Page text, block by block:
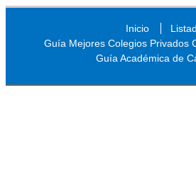
Inicio
Guía Mejores Colegios Privados
Guía Académica de